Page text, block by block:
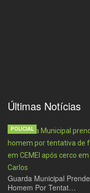
Últimas Notícias
Guarda Municipal Prende
Homem Por Tentat…
POLICIAL